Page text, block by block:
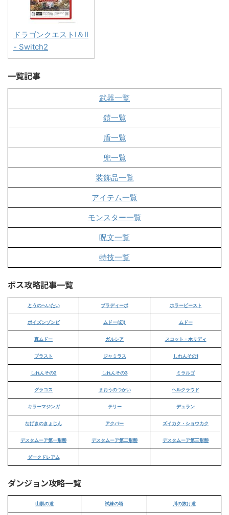
ドラゴンクエストI＆II
- Switch2
一覧記事
武器一覧
鎧一覧
盾一覧
兜一覧
装飾品一覧
アイテム一覧
モンスター一覧
呪文一覧
特技一覧
ボス攻略記事一覧
とうのへいたい ブラディーポ ホラービースト
ポイズンゾンビ ムドー(幻) ムドー
真ムドー ガルシア スコット・ホリディ
ブラスト ジャミラス しれんその1
しれんその2 しれんその3 ミラルゴ
グラコス まおうのつかい ヘルクラウド
キラーマジンガ テリー デュラン
なげきのきょじん アクバー ズイカク・ショウカク
デスタムーア第一形態 デスタムーア第二形態 デスタムーア第三形態
ダークドレアム
ダンジョン攻略一覧
山肌の道 試練の塔 川の抜け道